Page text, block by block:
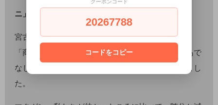
ニ」のこと。
宮古島にとことんこだわって造ったラム酒。
「商品名にもそれを表すものを…」と考え、宮古島で
なじみ深い生き物である「マクガン」に行き着きまし
た。
クーポンコード
20267788
コードをコピー